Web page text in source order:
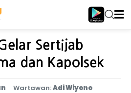
Sertijab
dan Kapolsek
Wartawan:Adi Wiyono